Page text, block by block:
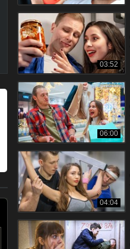
03:52
06:00
04:04